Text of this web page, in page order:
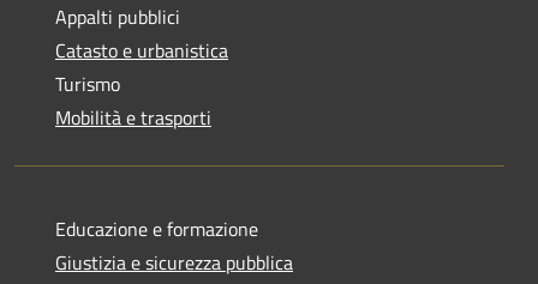
Appalti pubblici
Catasto e urbanistica
Turismo
Mobilità e trasporti
Educazione e formazione
Giustizia e sicurezza pubblica